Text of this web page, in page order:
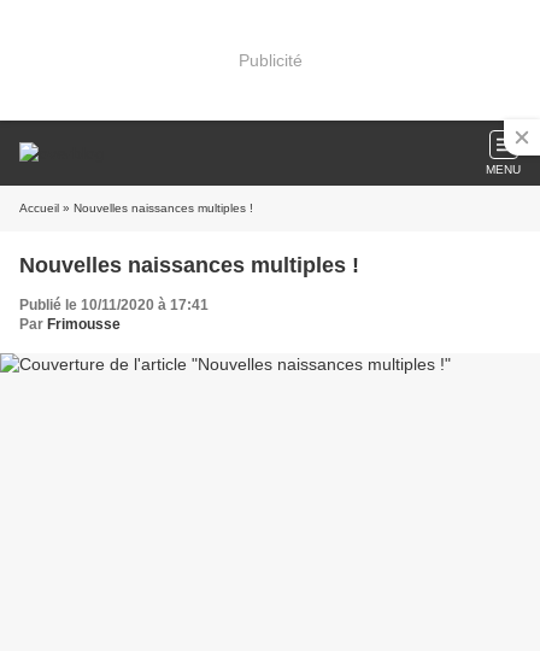
Publicité
MENU
Accueil » Nouvelles naissances multiples !
Nouvelles naissances multiples !
Publié le 10/11/2020 à 17:41
Par Frimousse